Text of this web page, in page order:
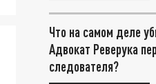
Что на самом деле
Адвокат Реверука
следователя?